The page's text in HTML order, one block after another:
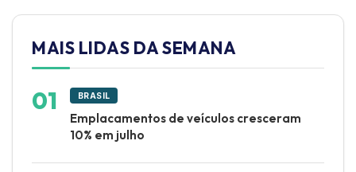
MAIS LIDAS DA SEMANA
BRASIL
Emplacamentos de veículos cresceram
10% em julho